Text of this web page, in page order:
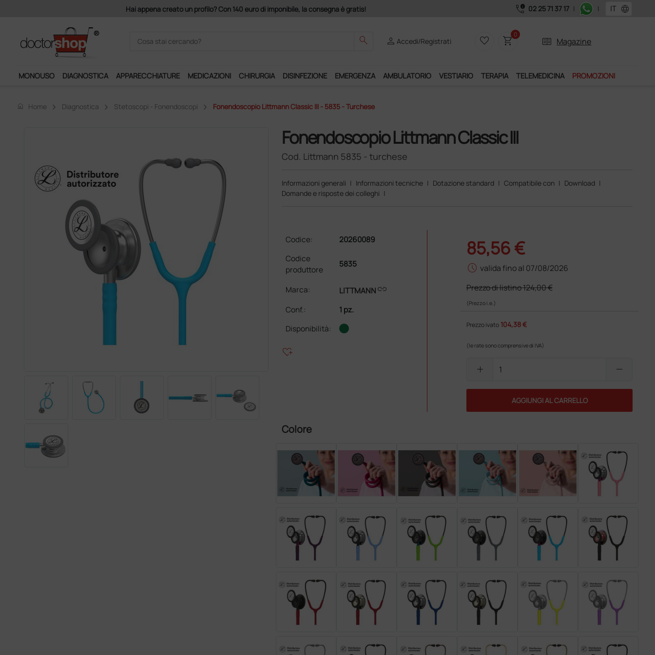
Acquistando il servizio "Ds Club", un anno di spedizioni a 39,90 euro + IVA! call_quality 02 25 71 37 17 | | language
search personAccedi/Registrati favorite_border shopping_cart0
two_pager Magazine
MONOUSO DIAGNOSTICA APPARECCHIATURE MEDICAZIONI CHIRURGIA DISINFEZIONE EMERGENZA AMBULATORIO VESTIARIO TERAPIA TELEMEDICINA PROMOZIONI
home Home Diagnostica Stetoscopi - Fonendoscopi Fonendoscopio Littmann Classic III - 5835 - Turchese
Fonendoscopio Littmann Classic III
Cod. Littmann 5835 - turchese
Informazioni generali | Informazioni tecniche | Dotazione standard | Compatibile con | Download |
Domande e risposte dei colleghi |
Codice:
20260089
Codice
produttore
5835
Marca: LITTMANNlink
Conf.:
1 pz.
Disponibilità:
heart_plus
85,56 €
schedule valida fino al 07/08/2026
Prezzo di listino124,00 €
(Prezzo i.e.)
Prezzo ivato 104,38 €
(le rate sono comprensive di IVA)
add remove
AGGIUNGI AL CARRELLO
Colore